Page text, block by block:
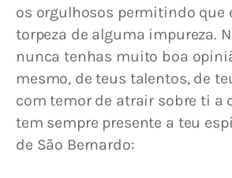
os orgulhosos permitindo que
torpeza de alguma impureza.
nunca tenhas muito boa
mesmo, de teus talentos, de
com temor de atrair sobre ti a
tem sempre presente a teu
de São Bernardo: